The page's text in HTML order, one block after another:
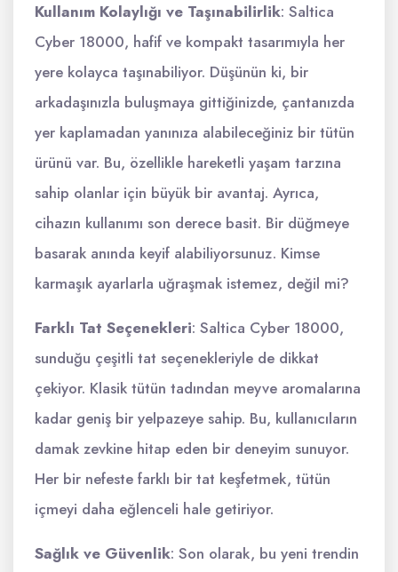
Kullanım Kolaylığı ve Taşınabilirlik: Saltica
Cyber 18000, hafif ve kompakt tasarımıyla her
yere kolayca taşınabiliyor. Düşünün ki, bir
arkadaşınızla buluşmaya gittiğinizde, çantanızda
yer kaplamadan yanınıza alabileceğiniz bir tütün
ürünü var. Bu, özellikle hareketli yaşam tarzına
sahip olanlar için büyük bir avantaj. Ayrıca,
cihazın kullanımı son derece basit. Bir düğmeye
basarak anında keyif alabiliyorsunuz. Kimse
karmaşık ayarlarla uğraşmak istemez, değil mi?
Farklı Tat Seçenekleri: Saltica Cyber 18000,
sunduğu çeşitli tat seçenekleriyle de dikkat
çekiyor. Klasik tütün tadından meyve aromalarına
kadar geniş bir yelpazeye sahip. Bu, kullanıcıların
damak zevkine hitap eden bir deneyim sunuyor.
Her bir nefeste farklı bir tat keşfetmek, tütün
içmeyi daha eğlenceli hale getiriyor.
Sağlık ve Güvenlik: Son olarak, bu yeni trendin